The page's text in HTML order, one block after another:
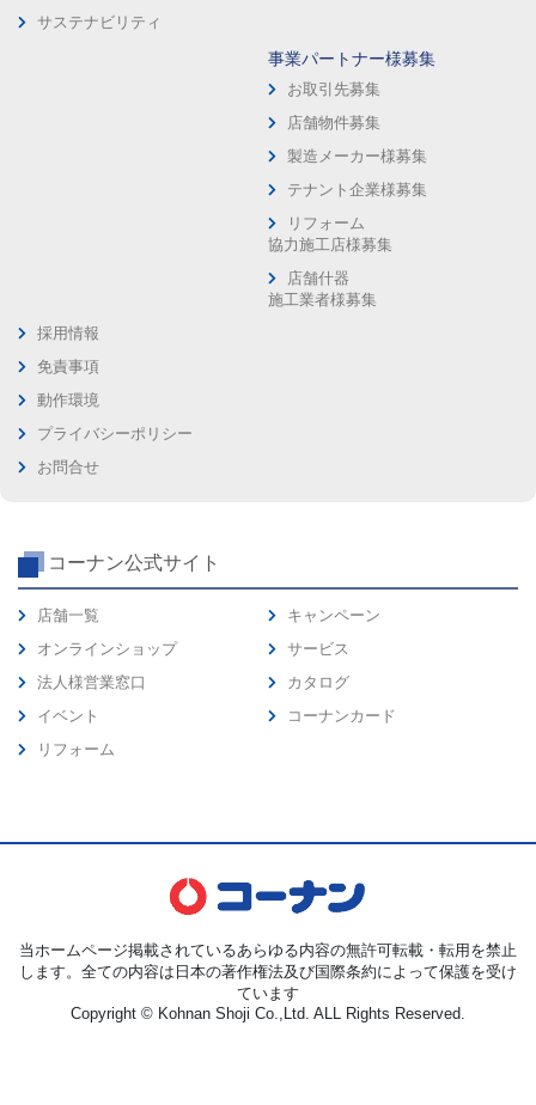
サステナビリティ
事業パートナー様募集
お取引先募集
店舗物件募集
製造メーカー様募集
テナント企業様募集
リフォーム
協力施工店様募集
店舗什器
施工業者様募集
採用情報
免責事項
動作環境
プライバシーポリシー
お問合せ
コーナン公式サイト
店舗一覧
オンラインショップ
法人様営業窓口
イベント
リフォーム
キャンペーン
サービス
カタログ
コーナンカード
当ホームページ掲載されているあらゆる内容の無許可転載・転用を禁止
します。全ての内容は日本の著作権法及び国際条約によって保護を受け
ています
Copyright © Kohnan Shoji Co.,Ltd. ALL Rights Reserved.